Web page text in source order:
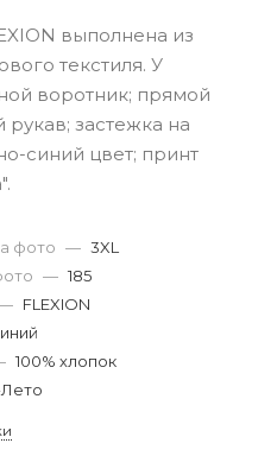
выполнена из
текстиля. У
воротник; прямой
рукав; застежка на
синий цвет; принт
фото — 3XL
— 185
FLEXION
100% хлопок